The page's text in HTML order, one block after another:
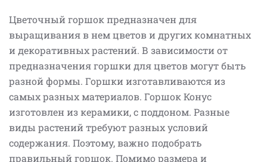
Цветочный горшок предназначен для
выращивания в нем цветов и других комнатных
и декоративных растений. В зависимости от
предназначения горшки для цветов могут быть
разной формы. Горшки изготавливаются из
самых разных материалов. Горшок Конус
изготовлен из керамики, с поддоном. Разные
виды растений требуют разных условий
содержания. Поэтому, важно подобрать
правильный горшок. Помимо размера и